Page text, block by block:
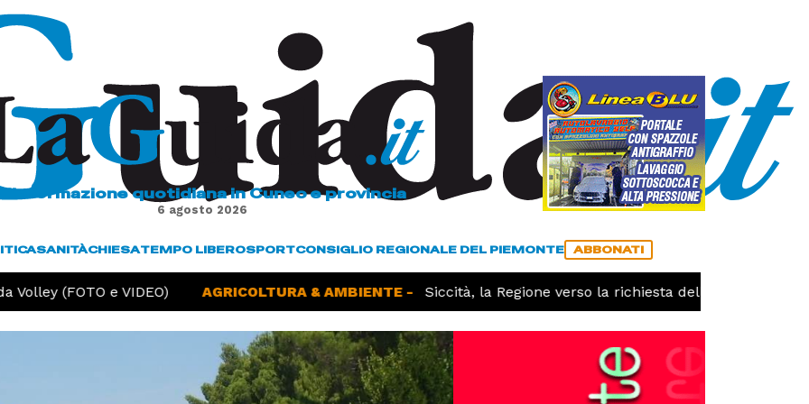
L'informazione quotidiana in Cuneo e provincia
6 agosto 2026
SANITÀCHIESATEMPO LIBEROSPORTCONSIGLIO REGIONALE DEL PIEMONTE ABBONATI
(FOTO e VIDEO) AGRICOLTURA & AMBIENTE - Siccità, la Regione verso la richiesta dello stato di